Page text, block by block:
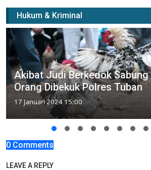
Hukum & Kriminal
Akibat Judi Berkedok Sabung
Orang Dibekuk Polres Tuban
17 Januari 2024 15:00
0 Comments
LEAVE A REPLY